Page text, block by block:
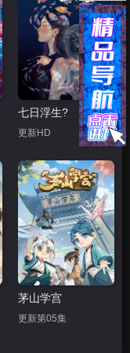
七日浮生?
更新HD
茅山学宫
更新第05集